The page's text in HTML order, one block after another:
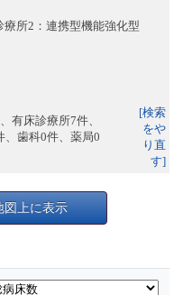
療所2：連携型機能強化型
有床診療所7件、
、歯科0件、薬局0
[検索
をや
り直
す]
図上に表示